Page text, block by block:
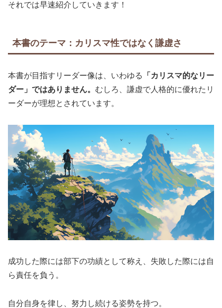
それでは早速紹介していきます！
本書のテーマ：カリスマ性ではなく謙虚さ
本書が目指すリーダー像は、いわゆる
「カリスマ的なリー
ダー」ではありません。 むしろ、謙虚で人格的に優れたリ
ーダーが理想とされています。
成功した際には部下の功績として称え、失敗した際には自
ら責任を負う。
自分自身を律し、努力し続ける姿勢を持つ。